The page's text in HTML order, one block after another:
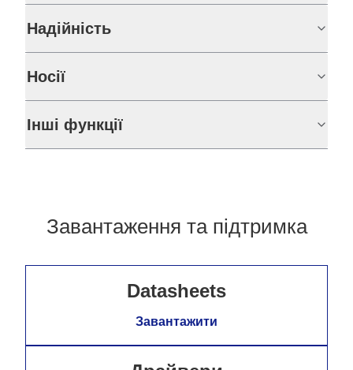
Надійність
Носії
Інші функції
Завантаження та підтримка
Datasheets
Завантажити